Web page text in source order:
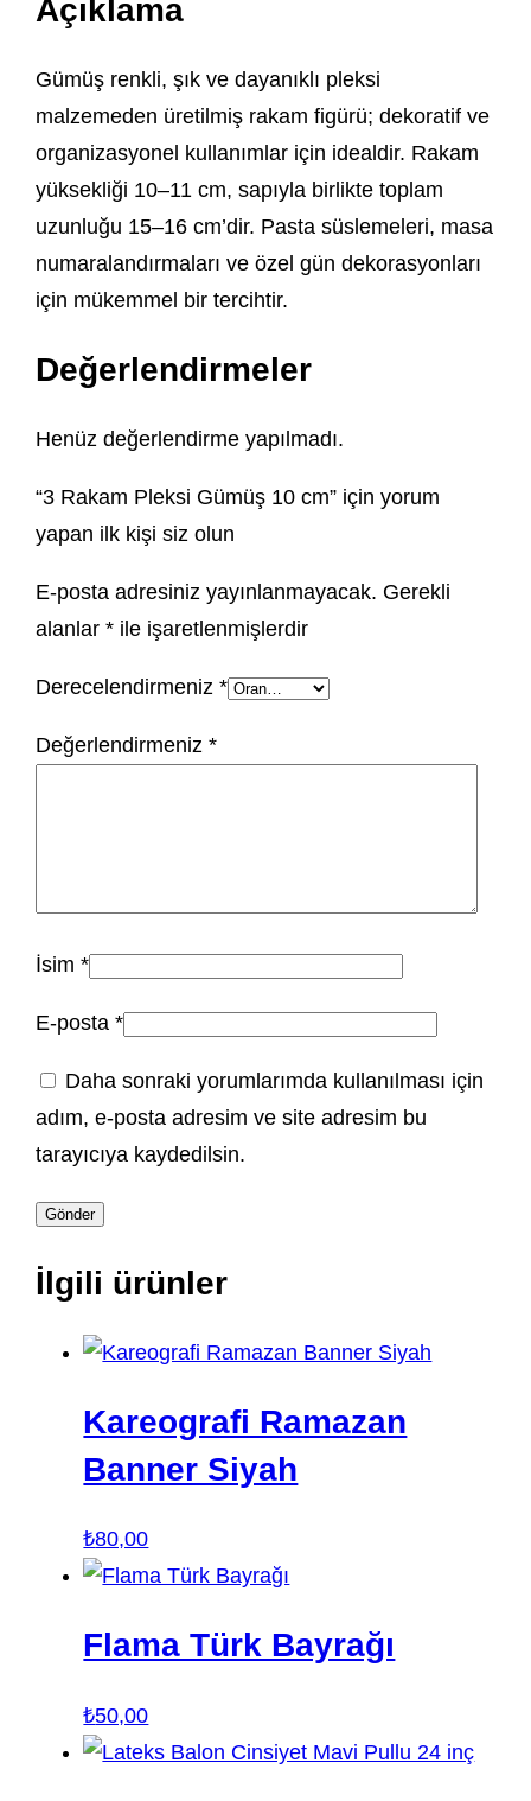
Açıklama
Gümüş renkli, şık ve dayanıklı pleksi
malzemeden üretilmiş rakam figürü; dekoratif ve
organizasyonel kullanımlar için idealdir. Rakam
yüksekliği 10–11 cm, sapıyla birlikte toplam
uzunluğu 15–16 cm’dir. Pasta süslemeleri, masa
numaralandırmaları ve özel gün dekorasyonları
için mükemmel bir tercihtir.
Değerlendirmeler
Henüz değerlendirme yapılmadı.
“3 Rakam Pleksi Gümüş 10 cm” için yorum
yapan ilk kişi siz olun
E-posta adresiniz yayınlanmayacak. Gerekli
alanlar* ile işaretlenmişlerdir
Derecelendirmeniz*
Değerlendirmeniz*
İsim*
E-posta*
Daha sonraki yorumlarımda kullanılması için
adım, e-posta adresim ve site adresim bu
tarayıcıya kaydedilsin.
İlgili ürünler
Kareografi Ramazan
Banner Siyah
₺80,00
Flama Türk Bayrağı
₺50,00